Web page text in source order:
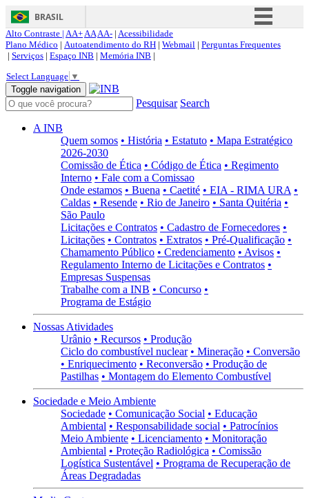
BRASIL
Simplifique!
Acesso à informação
Canais
Alto Contraste | AA+AAAA- | Acessibilidade
Plano Médico | Autoatendimento do RH | Webmail | Perguntas Frequentes
| Serviços | Espaço INB | Memória INB |
Select Language ▼
Toggle navigation
Pesquisar Search
A INB
Quem somos • História • Estatuto • Mapa Estratégico
2026-2030
Comissão de Ética • Código de Ética • Regimento
Interno • Fale com a Comissao
Onde estamos • Buena • Caetité • EIA - RIMA URA •
Caldas • Resende • Rio de Janeiro • Santa Quitéria •
São Paulo
Licitações e Contratos • Cadastro de Fornecedores •
Licitações • Contratos • Extratos • Pré-Qualificação •
Chamamento Público • Credenciamento • Avisos •
Regulamento Interno de Licitações e Contratos •
Empresas Suspensas
Trabalhe com a INB • Concurso •
Programa de Estágio
Nossas Atividades
Urânio • Recursos • Produção
Ciclo do combustível nuclear • Mineração • Conversão
• Enriquecimento • Reconversão • Produção de
Pastilhas • Montagem do Elemento Combustível
Sociedade e Meio Ambiente
Sociedade • Comunicação Social • Educação
Ambiental • Responsabilidade social • Patrocínios
Meio Ambiente • Licenciamento • Monitoração
Ambiental • Proteção Radiológica • Comissão
Logística Sustentável • Programa de Recuperação de
Áreas Degradadas